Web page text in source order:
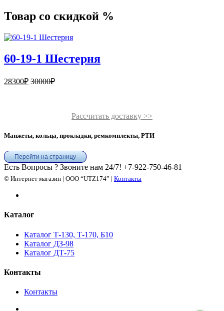
Товар со скидкой %
60-19-1 Шестерня
28300₽ 30000₽
Рассчитать доставку >>
Манжеты, кольца, прокладки, ремкомплекты, РТИ
Перейти на страницу
Есть Вопросы ? Звоните нам 24/7! +7-922-750-46-81
© Интернет магазин | ООО “UTZ174” | Контакты
Каталог
Каталог Т-130, Т-170, Б10
Каталог ДЗ-98
Каталог ДТ-75
Контакты
Контакты